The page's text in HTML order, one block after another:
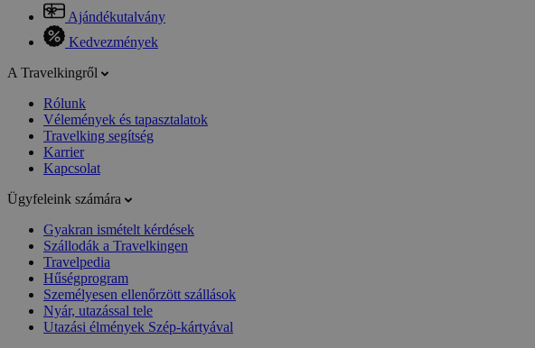
Ajándékutalvány
Kedvezmények
A Travelkingről
Rólunk
Vélemények és tapasztalatok
Travelking segítség
Karrier
Kapcsolat
Ügyfeleink számára
Gyakran ismételt kérdések
Szállodák a Travelkingen
Travelpedia
Hűségprogram
Személyesen ellenőrzött szállások
Nyár, utazással tele
Utazási élmények Szép-kártyával